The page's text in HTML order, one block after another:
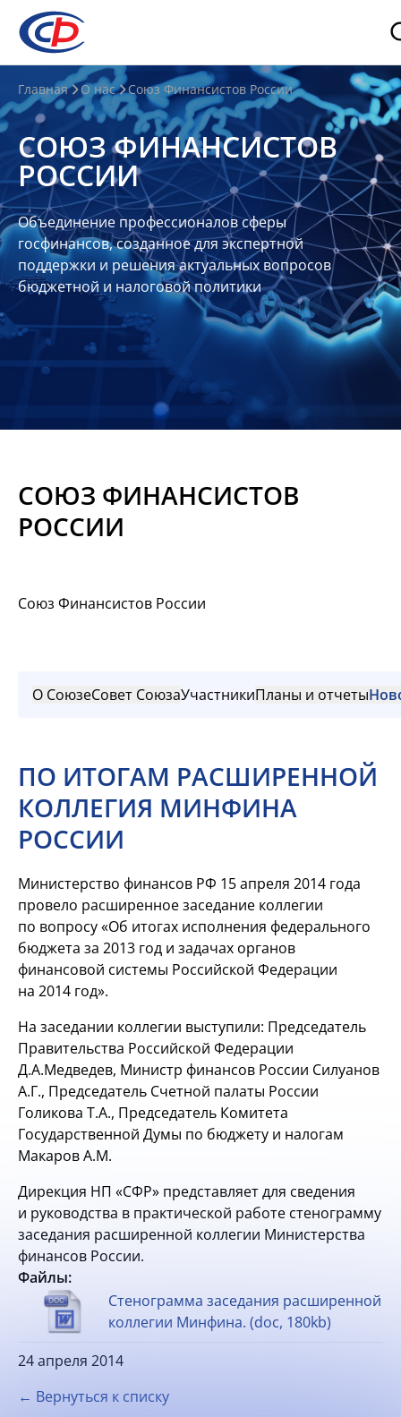
О
нас
О
СФР
Совет
Союза
Участники
Планы
отчеты
Контакты
Материалы
Главная О нас Союз Финансистов России
СОЮЗ ФИНАНСИСТОВ
РОССИИ
Объединение профессионалов сферы
госфинансов, созданное для экспертной
поддержки и решения актуальных вопросов
бюджетной и налоговой политики
СОЮЗ ФИНАНСИСТОВ
РОССИИ
Союз Финансистов России
О СоюзеСовет СоюзаУчастникиПланы и отчеты
ПО ИТОГАМ РАСШИРЕННОЙ
КОЛЛЕГИЯ МИНФИНА
РОССИИ
Министерство финансов РФ 15 апреля 2014 года
провело расширенное заседание коллегии
по вопросу «Об итогах исполнения федерального
бюджета за 2013 год и задачах органов
финансовой системы Российской Федерации
на 2014 год».
На заседании коллегии выступили: Председатель
Правительства Российской Федерации
Д.А.Медведев, Министр финансов России Силуанов
А.Г., Председатель Счетной палаты России
Голикова Т.А., Председатель Комитета
Государственной Думы по бюджету и налогам
Макаров А.М.
Дирекция НП «СФР» представляет для сведения
и руководства в практической работе стенограмму
заседания расширенной коллегии Министерства
финансов России.
Файлы:
Стенограмма заседания расширенной
коллегии Минфина. (doc, 180kb)
24 апреля 2014
← Вернуться к списку